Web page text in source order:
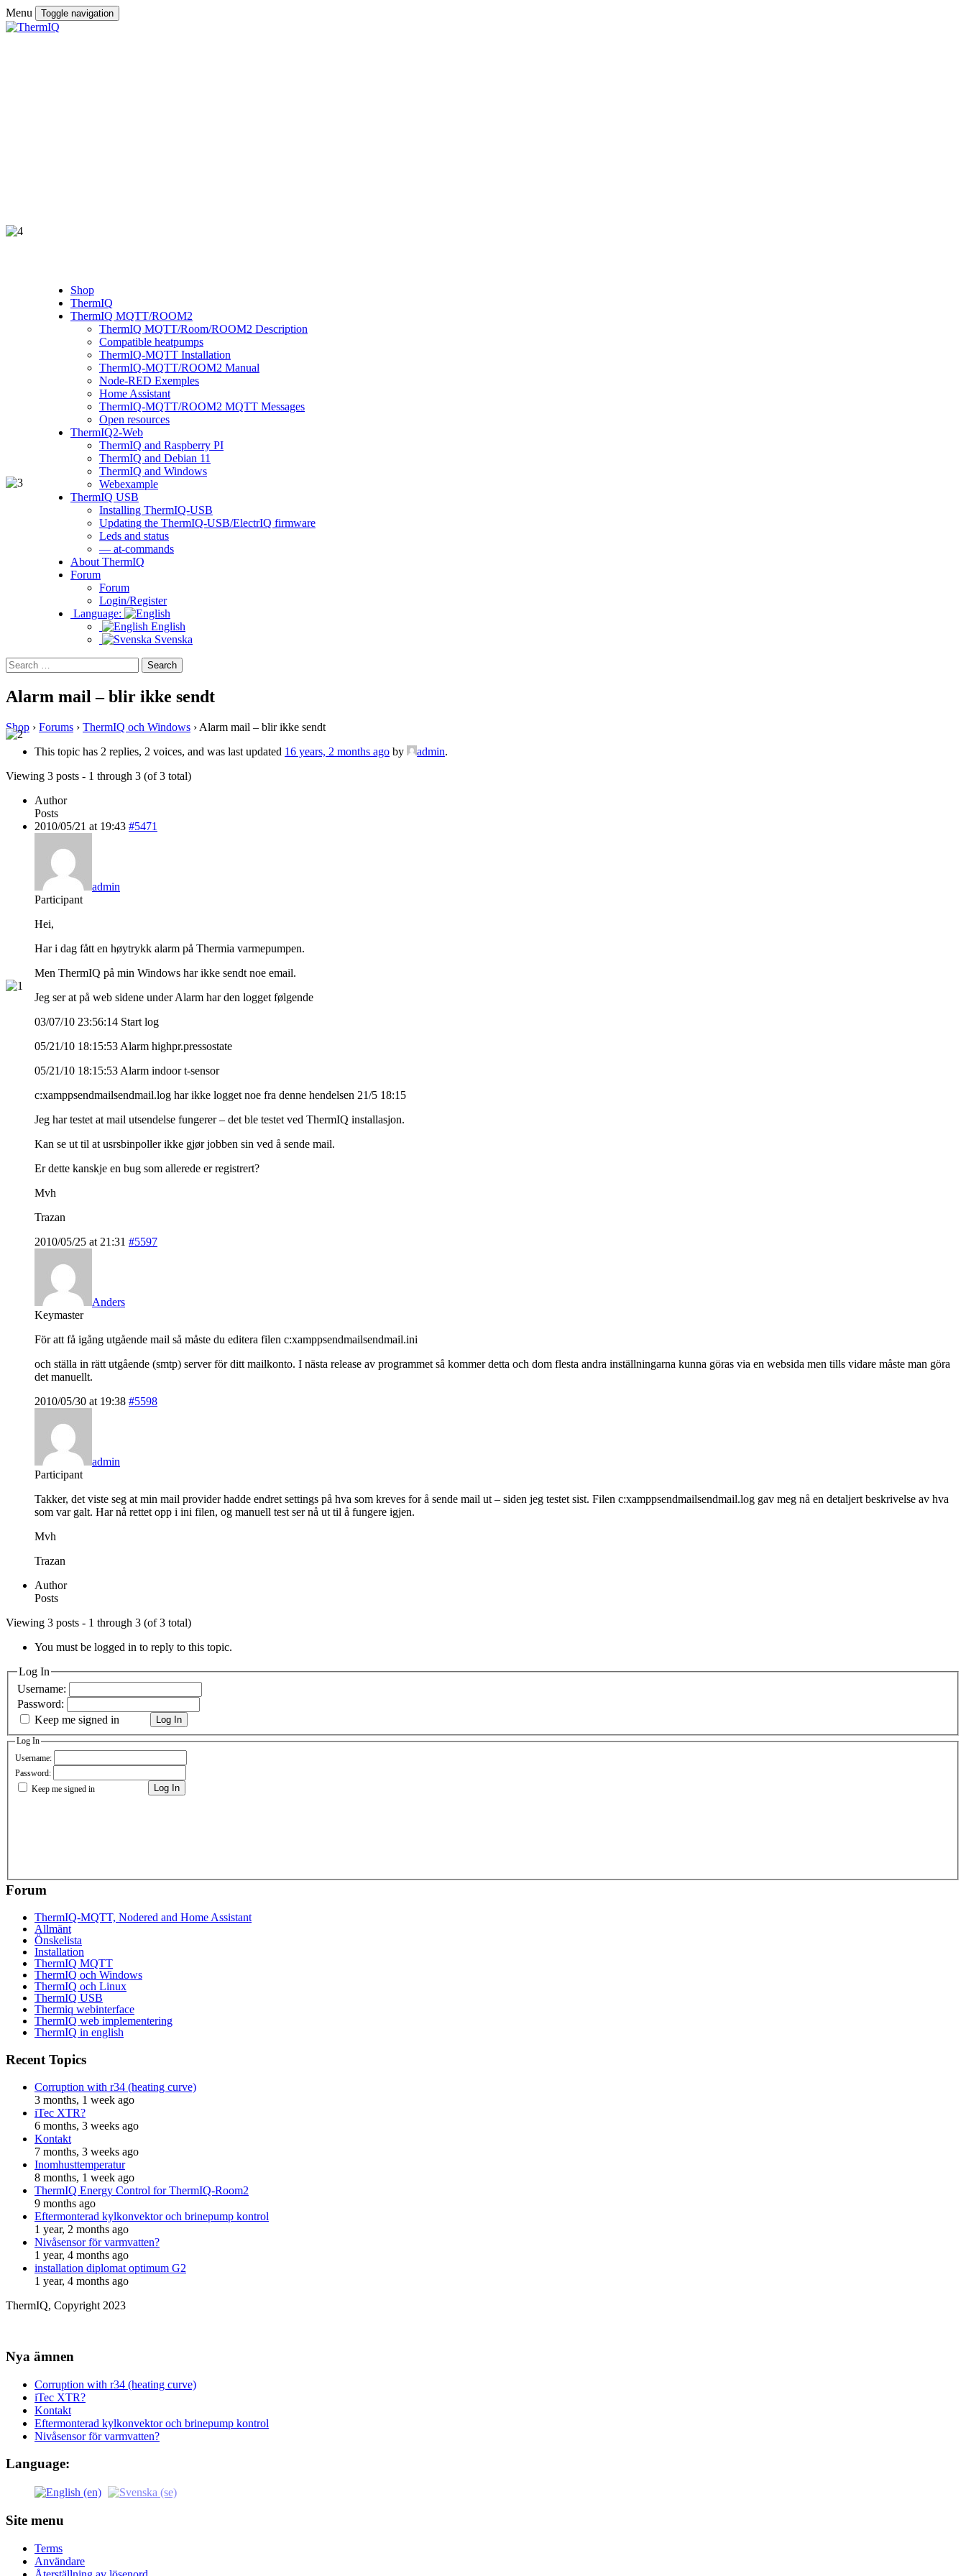
Menu Toggle navigation
Shop
ThermIQ
ThermIQ MQTT/ROOM2
ThermIQ MQTT/Room/ROOM2 Description
Compatible heatpumps
ThermIQ-MQTT Installation
ThermIQ-MQTT/ROOM2 Manual
Node-RED Exemples
Home Assistant
ThermIQ-MQTT/ROOM2 MQTT Messages
Open resources
ThermIQ2-Web
ThermIQ and Raspberry PI
ThermIQ and Debian 11
ThermIQ and Windows
Webexample
ThermIQ USB
Installing ThermIQ-USB
Updating the ThermIQ-USB/ElectrIQ firmware
Leds and status
— at-commands
About ThermIQ
Forum
Forum
Login/Register
Language:
English
Svenska
Search
for:
Alarm mail – blir ikke sendt
Shop › Forums › ThermIQ och Windows › Alarm mail – blir ikke sendt
This topic has 2 replies, 2 voices, and was last updated 16 years, 2 months ago by admin.
Viewing 3 posts - 1 through 3 (of 3 total)
Author
Posts
2010/05/21 at 19:43 #5471
admin
Participant
Hei,
Har i dag fått en høytrykk alarm på Thermia varmepumpen.
Men ThermIQ på min Windows har ikke sendt noe email.
Jeg ser at på web sidene under Alarm har den logget følgende
03/07/10 23:56:14 Start log
05/21/10 18:15:53 Alarm highpr.pressostate
05/21/10 18:15:53 Alarm indoor t-sensor
c:xamppsendmailsendmail.log har ikke logget noe fra denne hendelsen 21/5 18:15
Jeg har testet at mail utsendelse fungerer – det ble testet ved ThermIQ installasjon.
Kan se ut til at usrsbinpoller ikke gjør jobben sin ved å sende mail.
Er dette kanskje en bug som allerede er registrert?
Mvh
Trazan
2010/05/25 at 21:31 #5597
Anders
Keymaster
För att få igång utgående mail så måste du editera filen c:xamppsendmailsendmail.ini
och ställa in rätt utgående (smtp) server för ditt mailkonto. I nästa release av programmet så kommer detta och dom flesta andra inställningarna kunna göras via en websida men tills vidare måste man göra
det manuellt.
2010/05/30 at 19:38 #5598
admin
Participant
Takker, det viste seg at min mail provider hadde endret settings på hva som kreves for å sende mail ut – siden jeg testet sist. Filen c:xamppsendmailsendmail.log gav meg nå en detaljert beskrivelse av hva
som var galt. Har nå rettet opp i ini filen, og manuell test ser nå ut til å fungere igjen.
Mvh
Trazan
Author
Posts
Viewing 3 posts - 1 through 3 (of 3 total)
You must be logged in to reply to this topic.
Log In
Username:
Password:
Keep me signed in
Log In
Log In
Username:
Password:
Keep me signed in
Log In
Forum
ThermIQ-MQTT, Nodered and Home Assistant
Allmänt
Önskelista
Installation
ThermIQ MQTT
ThermIQ och Windows
ThermIQ och Linux
ThermIQ USB
Thermiq webinterface
ThermIQ web implementering
ThermIQ in english
Recent Topics
Corruption with r34 (heating curve)
3 months, 1 week ago
iTec XTR?
6 months, 3 weeks ago
Kontakt
7 months, 3 weeks ago
Inomhusttemperatur
8 months, 1 week ago
ThermIQ Energy Control for ThermIQ-Room2
9 months ago
Eftermonterad kylkonvektor och brinepump kontrol
1 year, 2 months ago
Nivåsensor för varmvatten?
1 year, 4 months ago
installation diplomat optimum G2
1 year, 4 months ago
ThermIQ, Copyright 2023
Nya ämnen
Corruption with r34 (heating curve)
iTec XTR?
Kontakt
Eftermonterad kylkonvektor och brinepump kontrol
Nivåsensor för varmvatten?
Language:
Site menu
Terms
Användare